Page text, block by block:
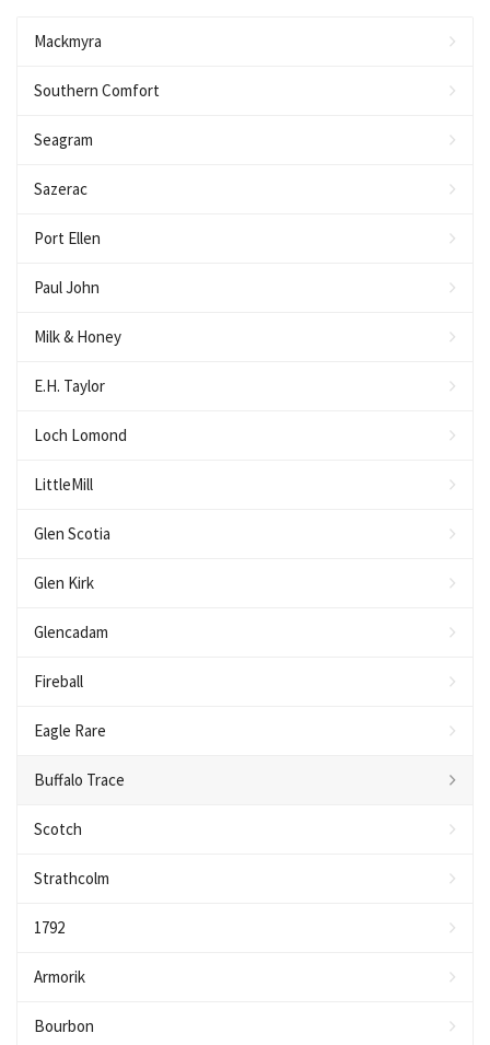
Mackmyra
Southern Comfort
Seagram
Sazerac
Port Ellen
Paul John
Milk & Honey
E.H. Taylor
Loch Lomond
LittleMill
Glen Scotia
Glen Kirk
Glencadam
Fireball
Eagle Rare
Buffalo Trace
Scotch
Strathcolm
1792
Armorik
Bourbon